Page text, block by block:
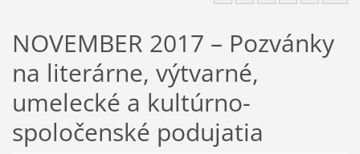
NOVEMBER 2017 – Pozvánky
na literárne, výtvarné,
umelecké a kultúrno-
spoločenské podujatia